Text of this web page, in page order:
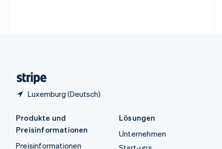
Luxemburg (Deutsch)
Produkte und
Preisinformationen
Preisinformationen
Lösungen
Unternehmen